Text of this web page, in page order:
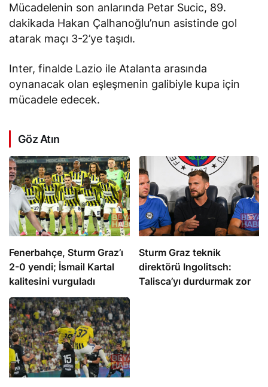
Mücadelenin son anlarında Petar Sucic, 89.
dakikada Hakan Çalhanoğlu’nun asistinde gol
atarak maçı 3-2’ye taşıdı.
Inter, finalde Lazio ile Atalanta arasında
oynanacak olan eşleşmenin galibiyle kupa için
mücadele edecek.
Göz Atın
Fenerbahçe, Sturm Graz’ı
2-0 yendi; İsmail Kartal
kalitesini vurguladı
Sturm Graz teknik
direktörü Ingolitsch:
Talisca’yı durdurmak zor